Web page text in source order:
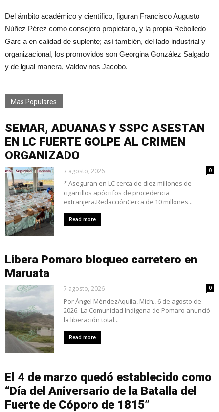
Del ámbito académico y científico, figuran Francisco Augusto
Núñez Pérez como consejero propietario, y la propia Rebolledo
García en calidad de suplente; así también, del lado industrial y
organizacional, los promovidos son Georgina González Salgado
y de igual manera, Valdovinos Jacobo.
Mas Populares
SEMAR, ADUANAS Y SSPC ASESTAN
EN LC FUERTE GOLPE AL CRIMEN
ORGANIZADO
7 agosto, 2026 0
* Aseguran en LC cerca de diez millones de
cigarrillos apócrifos de procedencia
extranjera.RedacciónCerca de 10 millones...
Read more
Libera Pomaro bloqueo carretero en
Maruata
7 agosto, 2026 0
Por Ángel MéndezAquila, Mich., 6 de agosto de
2026.-La Comunidad Indígena de Pomaro anunció
la liberación total...
Read more
El 4 de marzo quedó establecido como
“Día del Aniversario de la Batalla del
Fuerte de Cóporo de 1815”